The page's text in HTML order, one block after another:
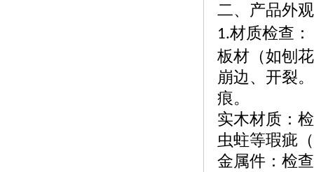
二、产品外
1.材质检查：
板材（如刨
崩边、开裂
痕。
实木材质：
虫蛀等瑕疵
金属件：检